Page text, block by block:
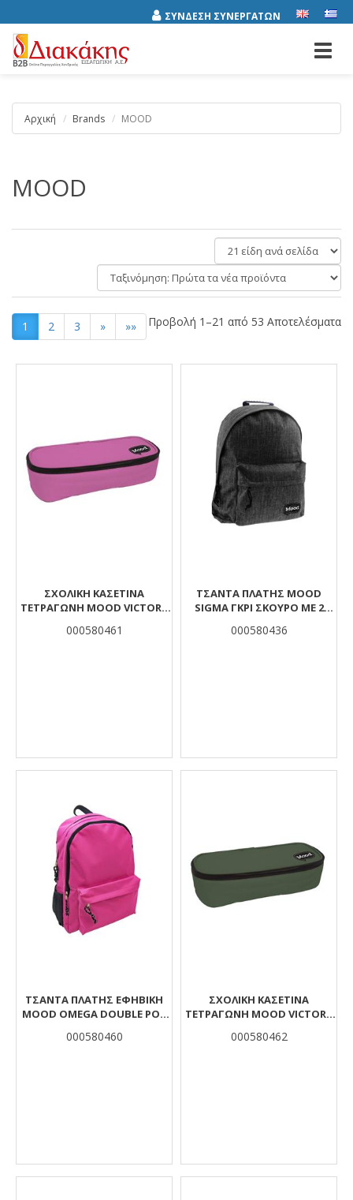
ΣΥΝΔΕΣΗ ΣΥΝΕΡΓΑΤΩΝ
Αρχική Brands MOOD
MOOD
είδη
ανά
σελίδα
Ταξινόμηση:
1 2 3 » »» Προβολή 1–21 από 53 Αποτελέσματα
Αποτελέσματα
ΣΧΟΛΙΚΉ ΚΑΣΕΤΊΝΑ
ΤΕΤΡΆΓΩΝΗ MOOD VICTORY
000580461
ΤΣΆΝΤΑ ΠΛΆΤΗΣ MOOD
SIGMA ΓΚΡΙ ΣΚΟΎΡΟ ΜΕ 2
000580436
ΤΣΆΝΤΑ ΠΛΆΤΗΣ ΕΦΗΒΙΚΉ
MOOD OMEGA DOUBLE ΡΟΖ
000580460
ΣΧΟΛΙΚΉ ΚΑΣΕΤΊΝΑ
ΤΕΤΡΆΓΩΝΗ MOOD VICTORY
000580462